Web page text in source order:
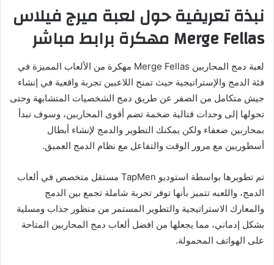
نبذة تعريفية حول لعبة ميرج فيلاس
Merge Fellas مهكرة برابط مباشر
لعبة دمج المحاربين Merge Fellas مهكرة من الألعاب المميزة في
فئة الدمج والإستراتيجية حيث تمنح اللاعبين تجربة واقعية في إنشاء
جيش متكامل من الصفر عن طريق دمج الشخصيات المتشابهة وحتى
تحولها إلى وحدات قتالية ضخمة تضم أقوى المحاربين، وسوف تبدأ
بمحاربين ضعفاء ولكن يمكنك التطوير والدمج لإنشاء أبطال
أسطوريين مع مرور الوقت والتفاعل مع نظام الدمج العميق.
تم تطويرها بواسطة استوديو TapMen‏ مستقل متخصص في ألعاب
الدمج، واللعبه تتميز بأنها توفر تجربة شاملة تجمع بين الدمج
والمعارك الاستراتيجية والتطوير المستمر من منظور جذاب ومسلية
بشكل إدماني، مما يجعلها من افضل ألعاب دمج المحاربين المتاحة
على الهواتف المحمولة.